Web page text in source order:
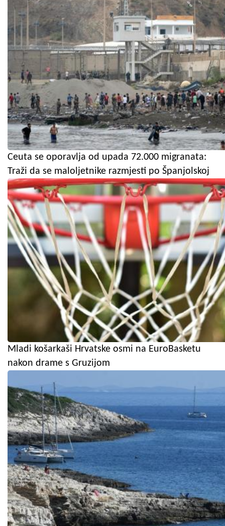
Ceuta se oporavlja od upada 72.000 migranata:
Traži da se maloljetnike razmjesti po Španjolskoj
Mladi košarkaši Hrvatske osmi na EuroBasketu
nakon drame s Gruzijom